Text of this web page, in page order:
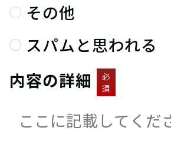
その他
スパムと思われる
内容の詳細
必
須